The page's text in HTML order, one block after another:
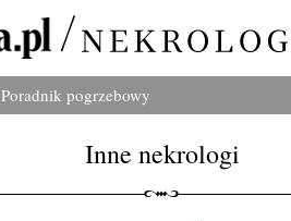
Poradnik pogrzebowy
Inne nekrologi